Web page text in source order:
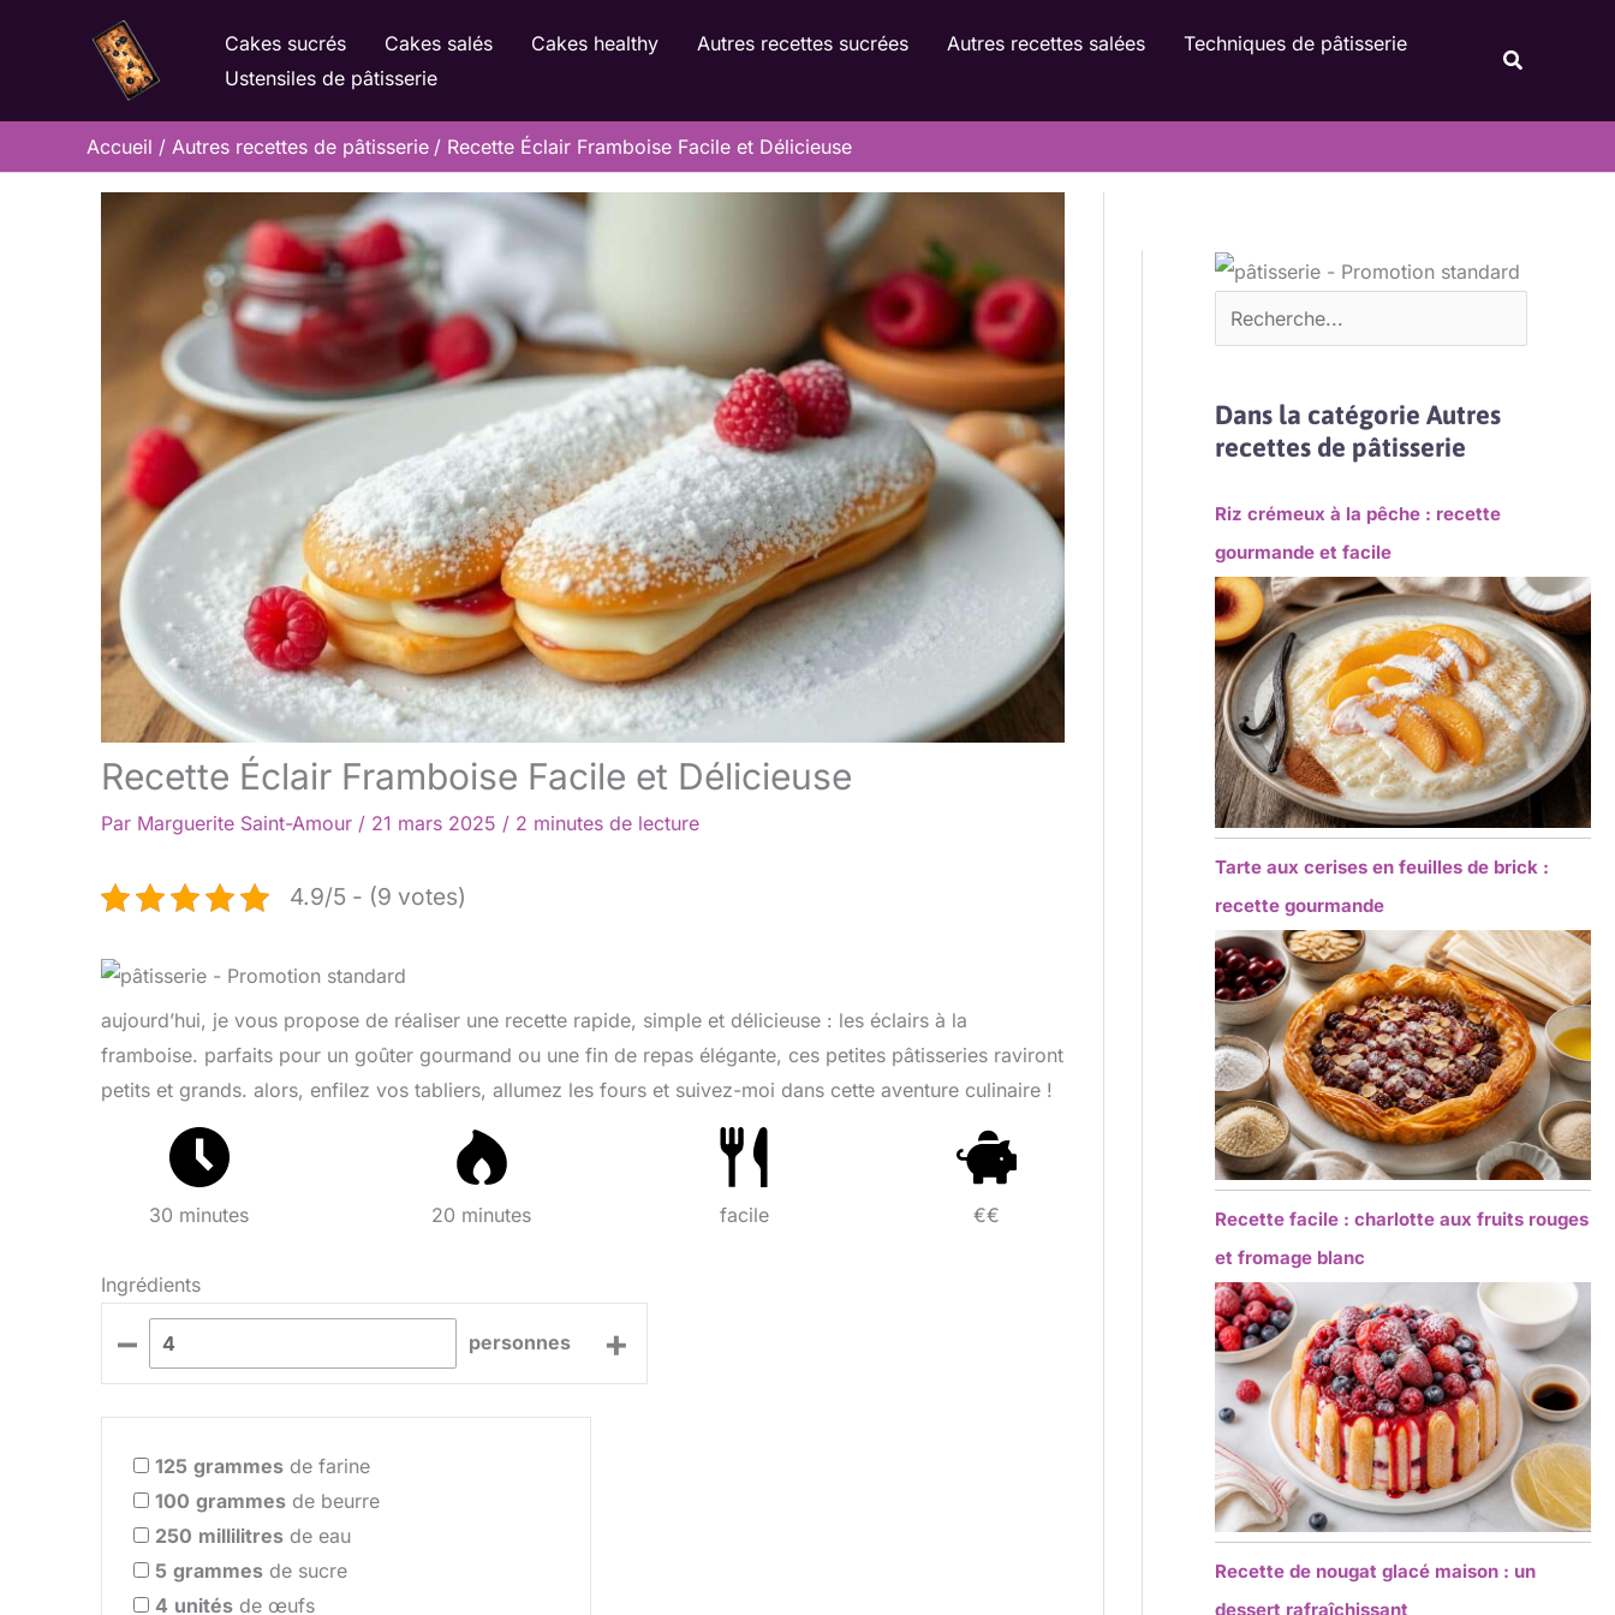
Cakes sucrés Cakes salés Cakes healthy Autres recettes sucrées Autres recettes salées
Techniques de pâtisserie
Ustensiles de pâtisserie
Accueil Autres recettes de pâtisserie Recette Éclair Framboise Facile et Délicieuse
Recette Éclair Framboise Facile et Délicieuse
Par Marguerite Saint-Amour / 21 mars 2025 / 2 minutes de lecture
4.9/5 - (9 votes)
aujourd’hui, je vous propose de réaliser une recette rapide, simple et délicieuse : les éclairs à la
framboise. parfaits pour un goûter gourmand ou une fin de repas élégante, ces petites pâtisseries raviront
petits et grands. alors, enfilez vos tabliers, allumez les fours et suivez-moi dans cette aventure culinaire !
30 minutes 20 minutes facile €€
Ingrédients
– personnes +
125 grammes de farine
100 grammes de beurre
250 millilitres de eau
5 grammes de sucre
4 unités de œufs
Dans la catégorie Autres
recettes de pâtisserie
Riz crémeux à la pêche : recette
gourmande et facile
Tarte aux cerises en feuilles de brick :
recette gourmande
Recette facile : charlotte aux fruits rouges
et fromage blanc
Recette de nougat glacé maison : un
dessert rafraîchissant